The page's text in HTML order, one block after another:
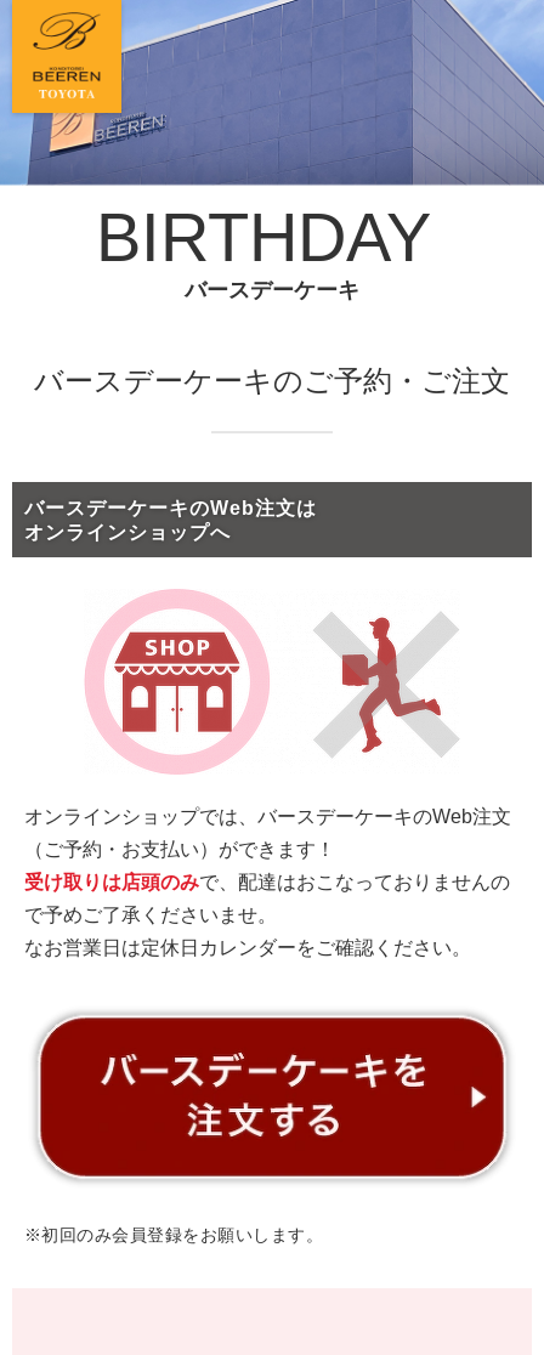
BIRTHDAY
バースデーケーキ
バースデーケーキのご予約・ご注文
バースデーケーキのWeb注文は
オンラインショップへ
オンラインショップでは、バースデーケーキのWeb注文
（ご予約・お支払い）ができます！
受け取りは店頭のみで、配達はおこなっておりませんの
で予めご了承くださいませ。
なお営業日は定休日カレンダーをご確認ください。
※初回のみ会員登録をお願いします。